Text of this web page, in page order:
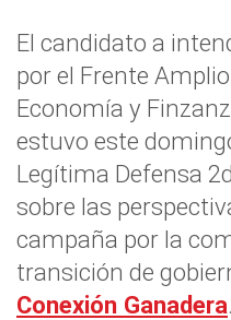
El candidato a
por el Frente
Economía y
estuvo este
Legítima Defensa
sobre las
campaña por la
transición de
Conexión Ganadera.